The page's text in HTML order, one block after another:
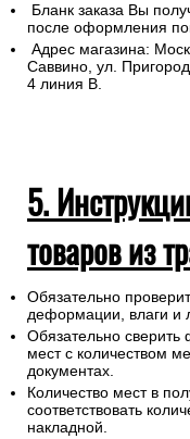
Бланк заказа Вы
после оформления
Адрес магазина:
Саввино, ул.
4 линия В.
5.
товаров из
Обязательно
деформации, влаги и
Обязательно сверить
мест с количеством
документах.
Количество мест в
соответствовать
накладной.